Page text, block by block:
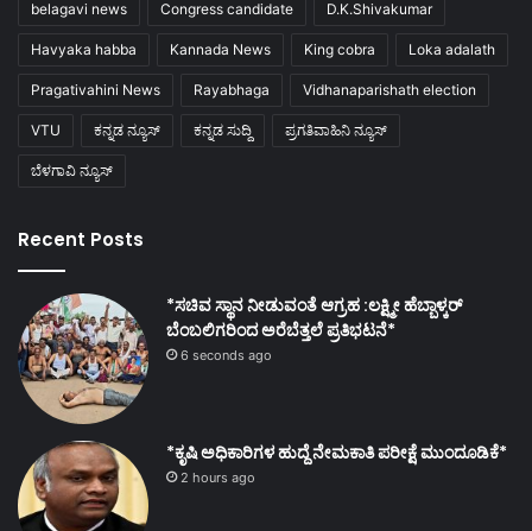
belagavi news Congress candidate D.K.Shivakumar
Havyaka habba Kannada News King cobra Loka adalath
Pragativahini News Rayabhaga Vidhanaparishath election
VTU ಕನ್ನಡ ನ್ಯೂಸ್ ಕನ್ನಡ ಸುದ್ದಿ ಪ್ರಗತಿವಾಹಿನಿ ನ್ಯೂಸ್
ಬೆಳಗಾವಿ ನ್ಯೂಸ್
Recent Posts
*ಸಚಿವ ಸ್ಥಾನ ನೀಡುವಂತೆ ಆಗ್ರಹ :ಲಕ್ಷ್ಮೀ ಹೆಬ್ಬಾಳ್ಕರ್
ಬೆಂಬಲಿಗರಿಂದ ಅರೆಬೆತ್ತಲೆ ಪ್ರತಿಭಟನೆ*
6 seconds ago
*ಕೃಷಿ ಅಧಿಕಾರಿಗಳ ಹುದ್ದೆ ನೇಮಕಾತಿ ಪರೀಕ್ಷೆ ಮುಂದೂಡಿಕೆ*
2 hours ago